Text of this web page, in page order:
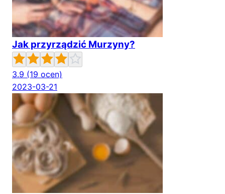
Jak przyrządzić Murzyny?
3.9 (19 ocen)
2023-03-21